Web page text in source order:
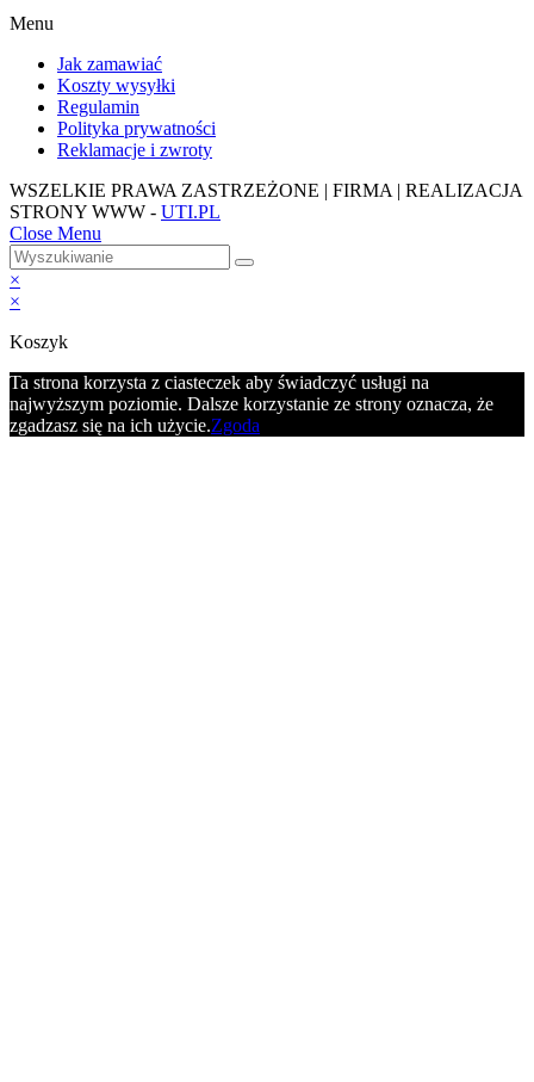
Menu
Jak zamawiać
Koszty wysyłki
Regulamin
Polityka prywatności
Reklamacje i zwroty
WSZELKIE PRAWA ZASTRZEŻONE | FIRMA | REALIZACJA
STRONY WWW - UTI.PL
Close Menu
×
×
Koszyk
Ta strona korzysta z ciasteczek aby świadczyć usługi na
najwyższym poziomie. Dalsze korzystanie ze strony oznacza, że
zgadzasz się na ich użycie.Zgoda